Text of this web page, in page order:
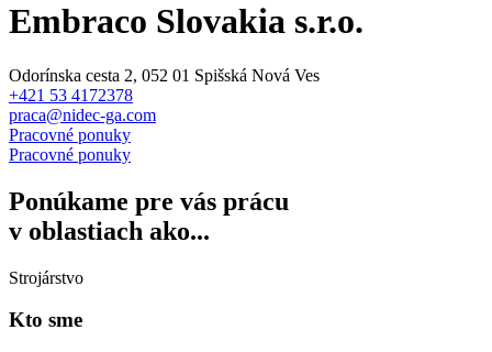
Embraco Slovakia s.r.o.
Odorínska cesta 2, 052 01 Spišská Nová Ves
+421 53 4172378
praca@nidec-ga.com
Pracovné ponuky
Pracovné ponuky
Ponúkame pre vás prácu
v oblastiach ako...
Strojárstvo
Kto sme